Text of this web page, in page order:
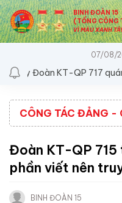
BINH ĐOÀN 15
(TỔNG CÔNG
VÌ MÀU XANH
07/08/
Đoàn KT-QP 717 quán
CÔNG TÁC ĐẢNG -
Đoàn KT-QP 715
phần viết nên
BINH ĐOÀN 15